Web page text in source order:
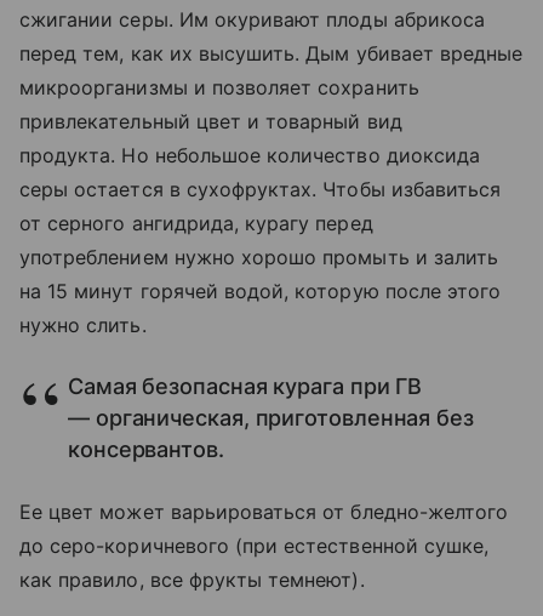
сжигании серы. Им окуривают плоды абрикоса
перед тем, как их высушить. Дым убивает вредные
микроорганизмы и позволяет сохранить
привлекательный цвет и товарный вид
продукта. Но небольшое количество диоксида
серы остается в сухофруктах. Чтобы избавиться
от серного ангидрида, курагу перед
употреблением нужно хорошо промыть и залить
на 15 минут горячей водой, которую после этого
нужно слить.
Самая безопасная курага при ГВ
— органическая, приготовленная без
консервантов.
Ее цвет может варьироваться от бледно-желтого
до серо-коричневого (при естественной сушке,
как правило, все фрукты темнеют).